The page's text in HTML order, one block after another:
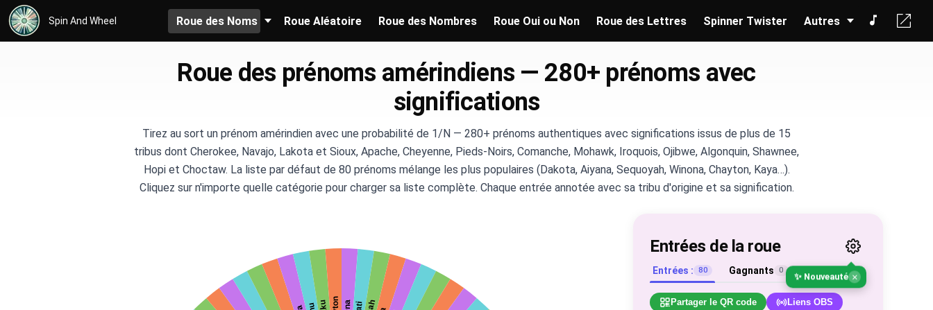
Spin And Wheel Roue des Noms Roue Aléatoire Roue des Nombres Roue Oui ou Non Roue des Lettres Spinner Twister Autres
Roue des prénoms amérindiens — 280+ prénoms avec
significations
Tirez au sort un prénom amérindien avec une probabilité de 1/N — 280+ prénoms authentiques avec significations issus de plus de 15
tribus dont Cherokee, Navajo, Lakota et Sioux, Apache, Cheyenne, Pieds-Noirs, Comanche, Mohawk, Iroquois, Ojibwe, Algonquin, Shawnee,
Hopi et Choctaw. La liste par défaut de 80 prénoms mélange les plus populaires (Dakota, Aiyana, Sequoyah, Winona, Chayton, Kaya…).
Cliquez sur n'importe quelle catégorie pour charger sa liste complète. Chaque entrée annotée avec sa tribu d'origine et sa signification.
Entrées de la roue
✨ Nouveauté ×
Entrées : 80 Gagnants 0
Partager le QR code Liens OBS